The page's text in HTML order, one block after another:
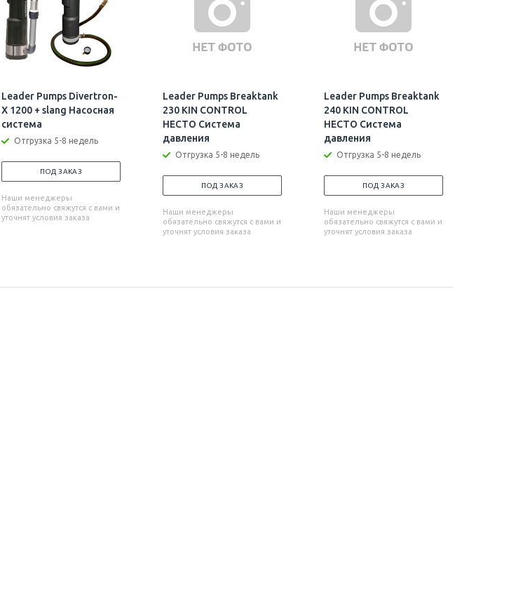
Leader Pumps Divertron-
X 1200 + slang Насосная
система
Отгрузка 5-8 недель
ПОД ЗАКАЗ
Наши менеджеры
обязательно свяжутся с вами и
уточнят условия заказа
Leader Pumps Breaktank
230 KIN CONTROL
HECTO Система
давления
Отгрузка 5-8 недель
ПОД ЗАКАЗ
Наши менеджеры
обязательно свяжутся с вами и
уточнят условия заказа
Leader Pumps Breaktank
240 KIN CONTROL
HECTO Система
давления
Отгрузка 5-8 недель
ПОД ЗАКАЗ
Наши менеджеры
обязательно свяжутся с вами и
уточнят условия заказа